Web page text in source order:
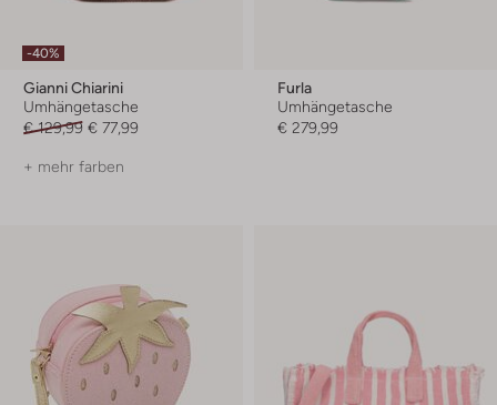
-40%
Gianni Chiarini
Umhängetasche
€ 129,99 € 77,99
+ mehr farben
Furla
Umhängetasche
€ 279,99